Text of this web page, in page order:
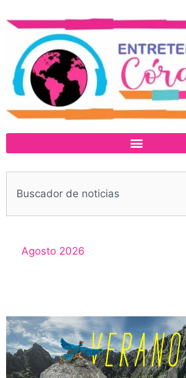
Agosto 2026